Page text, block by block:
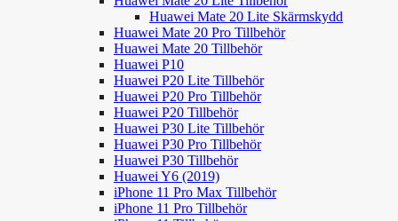
Huawei Mate 20 Lite Skärmskydd
Huawei Mate 20 Pro Tillbehör
Huawei Mate 20 Tillbehör
Huawei P10
Huawei P20 Lite Tillbehör
Huawei P20 Pro Tillbehör
Huawei P20 Tillbehör
Huawei P30 Lite Tillbehör
Huawei P30 Pro Tillbehör
Huawei P30 Tillbehör
Huawei Y6 (2019)
iPhone 11 Pro Max Tillbehör
iPhone 11 Pro Tillbehör